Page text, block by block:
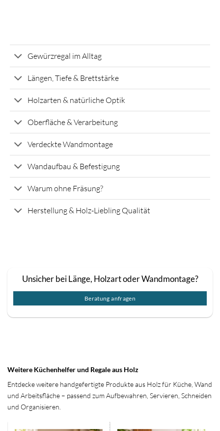
Gewürzregal im Alltag
Längen, Tiefe & Brettstärke
Holzarten & natürliche Optik
Oberfläche & Verarbeitung
Verdeckte Wandmontage
Wandaufbau & Befestigung
Warum ohne Fräsung?
Herstellung & Holz-Liebling Qualität
Unsicher bei Länge, Holzart oder Wandmontage?
Beratung anfragen
Weitere Küchenhelfer und Regale aus Holz
Entdecke weitere handgefertigte Produkte aus Holz für Küche, Wand
und Arbeitsfläche – passend zum Aufbewahren, Servieren, Schneiden
und Organisieren.